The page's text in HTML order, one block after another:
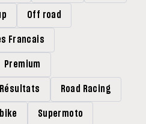
Off road
Francais
Premium
Résultats Road Racing
Supermoto